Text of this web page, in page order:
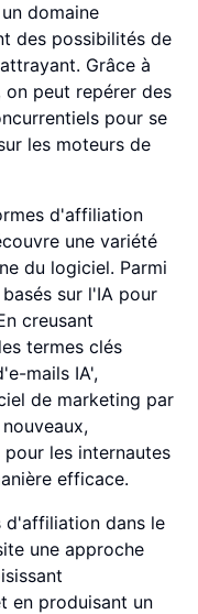
domaine
des possibilités de
Grâce à
on peut repérer des
pour se
les moteurs de
d'affiliation
une variété
du logiciel. Parmi
sur l'IA pour
creusant
termes clés
mails IA',
de marketing par
les internautes
efficace.
d'affiliation dans le
une approche
en produisant un